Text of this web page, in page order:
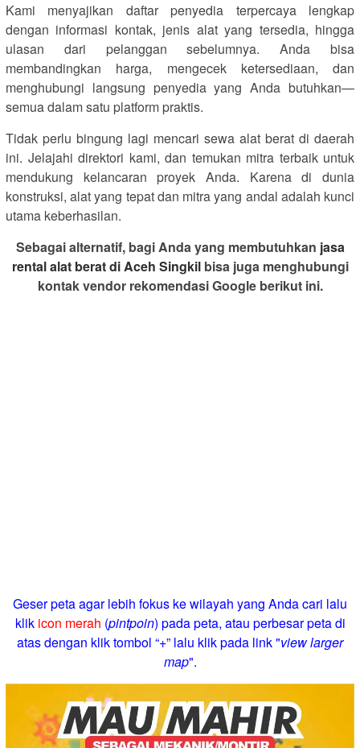
Kami menyajikan daftar penyedia terpercaya lengkap
dengan informasi kontak, jenis alat yang tersedia, hingga
ulasan dari pelanggan sebelumnya. Anda bisa
membandingkan harga, mengecek ketersediaan, dan
menghubungi langsung penyedia yang Anda butuhkan—
semua dalam satu platform praktis.
Tidak perlu bingung lagi mencari sewa alat berat di daerah
ini. Jelajahi direktori kami, dan temukan mitra terbaik untuk
mendukung kelancaran proyek Anda. Karena di dunia
konstruksi, alat yang tepat dan mitra yang andal adalah kunci
utama keberhasilan.
Sebagai alternatif, bagi Anda yang membutuhkan jasa
rental alat berat di Aceh Singkilbisa juga menghubungi
kontak vendor rekomendasi Google berikut ini.
Geser peta agar lebih fokus ke wilayah yang Anda cari lalu
klik icon merah (pintpoin) pada peta, atau perbesar peta di
atas dengan klik tombol “+” lalu klik pada link "view larger
map".